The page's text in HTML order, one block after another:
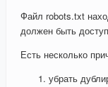
Файл robots.txt
должен быть
Есть несколько
убрать